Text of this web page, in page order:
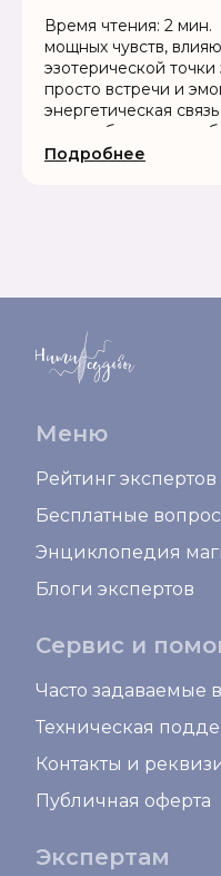
Время чтения: 2 мин. Любовь — одно из самых
мощных чувств,
эзотерической
просто встречи и
энергетическая
так, чтобы эта связь
Подробнее
Меню
Рейтинг экспертов
Бесплатные
Энциклопедия
Блоги экспертов
Сервис и
Часто задаваемые
Техническая
Контакты и
Публичная оферта
Экспертам